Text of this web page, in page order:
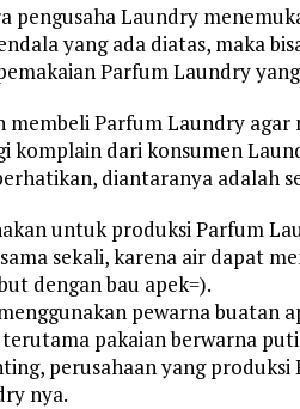
pengusaha Laundry
yang ada diatas, maka
Parfum Laundry
membeli Parfum Laundry
komplain dari konsumen
diantaranya adalah
untuk produksi Parfum
sekali, karena air dapat
dengan bau apek=).
pewarna buatan
pakaian berwarna
perusahaan yang
nya.